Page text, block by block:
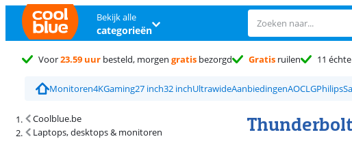
Bekijk alle
categorieën
Voor23.59 uur besteld, morgen gratis bezorgd Gratis ruilen 11
Monitoren4KGaming27 inch32 inchUltrawideAanbiedingenAOCLGPhilips
Coolblue.be
Laptops, desktops & monitoren
Zoekresultaten en sortering